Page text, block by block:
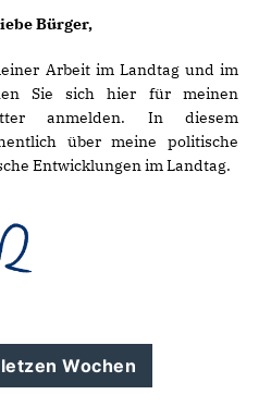
Bürger,
Arbeit im Landtag und im
Sie sich hier für meinen
anmelden. In diesem
über meine politische
Entwicklungen im Landtag.
Wochen